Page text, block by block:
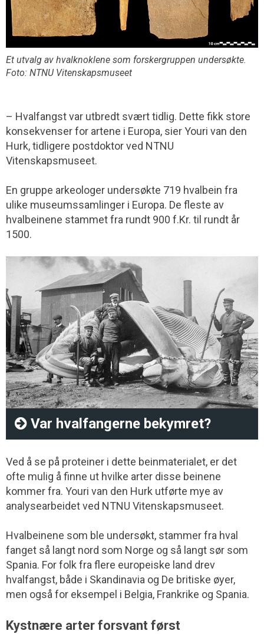
Et utvalg av hvalknoklene som forskergruppen undersøkte.
Foto: NTNU Vitenskapsmuseet
– Hvalfangst var utbredt svært tidlig. Dette fikk store
konsekvenser for artene i Europa, sier Youri van den
Hurk, tidligere postdoktor ved NTNU
Vitenskapsmuseet.
En gruppe arkeologer undersøkte 719 hvalbein fra
ulike museumssamlinger i Europa. De fleste av
hvalbeinene stammet fra rundt 900 f.Kr. til rundt år
1500.
Var hvalfangerne bekymret?
Ved å se på proteiner i dette beinmaterialet, er det
ofte mulig å finne ut hvilke arter disse beinene
kommer fra. Youri van den Hurk utførte mye av
analysearbeidet ved NTNU Vitenskapsmuseet.
Hvalbeinene som ble undersøkt, stammer fra hval
fanget så langt nord som Norge og så langt sør som
Spania. For folk fra flere europeiske land drev
hvalfangst, både i Skandinavia og De britiske øyer,
men også for eksempel i Belgia, Frankrike og Spania.
Kystnære arter forsvant først